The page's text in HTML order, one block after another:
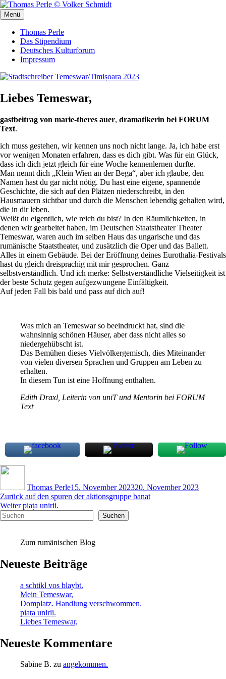
Zum
Inhalt
springen
Stadtschreiber Temeswar/Timișoara 2023
Stadtschreiber Temeswar/Timișoara 2023
Menü
Thomas Perle
Das Stipendium
Deutsches Kulturforum
Impressum
Liebes Temeswar,
gastbeitrag von marie-theres auer, dramatikerin bei FORUM
Text.
ich muss gestehen, wir kennen uns noch nicht lange. Ja, ich habe erst
vor wenigen Monaten erfahren, dass es dich gibt. Was für ein Glück,
dass ich dich jetzt gleich für eine Woche kennenlernen durfte.
Man nennt dich „Klein Wien an der Bega“, aber ich glaube, den
Namen hast du gar nicht nötig. Du hast eine eigene, spannende
Geschichte, die sich auf den Plätzen niederschreibt, in den
Hausmauern sichtbar und durch die Menschen lebendig gehalten wird,
die in dir leben.
Weißt du eigentlich, wie reich du bist? In den Räumlichkeiten, in
denen wir gearbeitet haben, im Deutschen Staatstheater Theater
Temeswar, waren auch im selben Haus das ungarische und das
rumänische Staatstheater, und zusätzlich die Oper und das Ballett.
Alles in einem Gebäude. Bei der Eröffnung deines Eurothalia-Festivals
hast du gleich dreisprachig mit mir gesprochen. Ganz
selbstverständlich. Und ich merke: Selbstverständliche Vielseitigkeit ist
der beste Schutz gegen aufgezwungene Einfältigkeit.
Auf jeden Fall bis bald und pass auf dich auf!
Was mich an Temeswar so beeindruckt hat, sind die
wahnsinnig schönen Häuser, aber dass nicht alles so
niedergehübscht ist.
Das Bemühen dieses Vielvölkergemisch, dies Miteinander
von vielen diversen Sprachen und Gruppen am Leben zu
erhalten.
In diesem Tun ist eine Hoffnung enthalten.
Edith Draxl, Leiterin von uniT und Mentorin bei FORUM
Text
Thomas Perle15. November 202320. November 2023
Beitragsnavigation
Zurück Vorheriger
Beitrag:
auf den spuren der aktionsgruppe banat
Weiter Nächster
Beitrag:
piața unirii.
Suchen
Suchen
Zum rumänischen Blog
Neueste Beiträge
a schtikl vos blaybt.
Mein Temeswar,
Domplatz. Handlung verschwommen.
piața unirii.
Liebes Temeswar,
Neueste Kommentare
Sabine B. zu angekommen.